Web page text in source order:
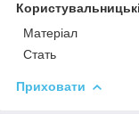
Матеріал
Стать
Приховати